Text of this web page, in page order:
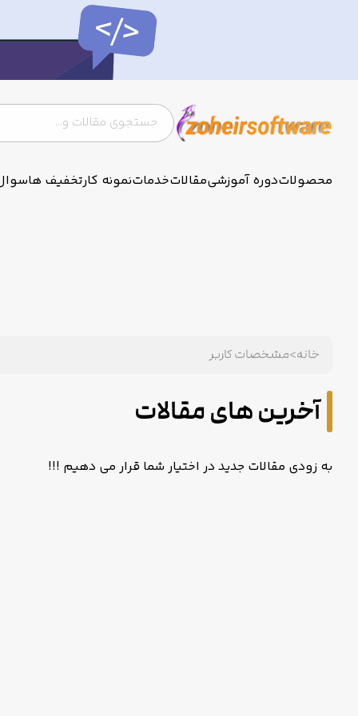
محصولاتدوره آموزشیمقالاتخدماتنمونه کارتخفیف ها
خانه>مشخصات کاربر
آخرین های مقالات
به زودی مقالات جدید در اختیار شما قرار می دهیم !!!